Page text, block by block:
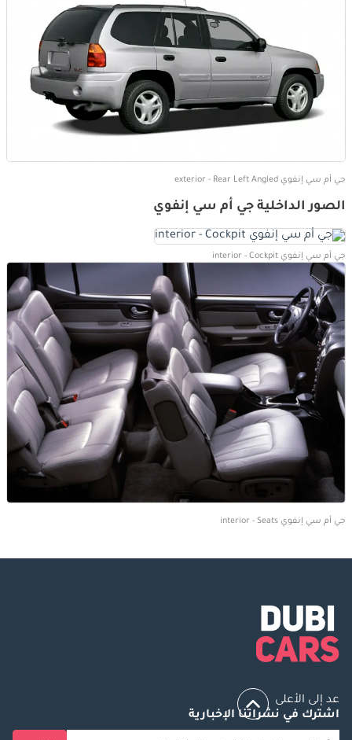
جي أم سي إنفوي exterior - Rear Left Angled
الصور الداخلية جي أم سي إنفوي
جي أم سي إنفوي interior - Cockpit
جي أم سي إنفوي interior - Seats
عد إلى الأعلى
اشترك في نشراتنا الإخبارية